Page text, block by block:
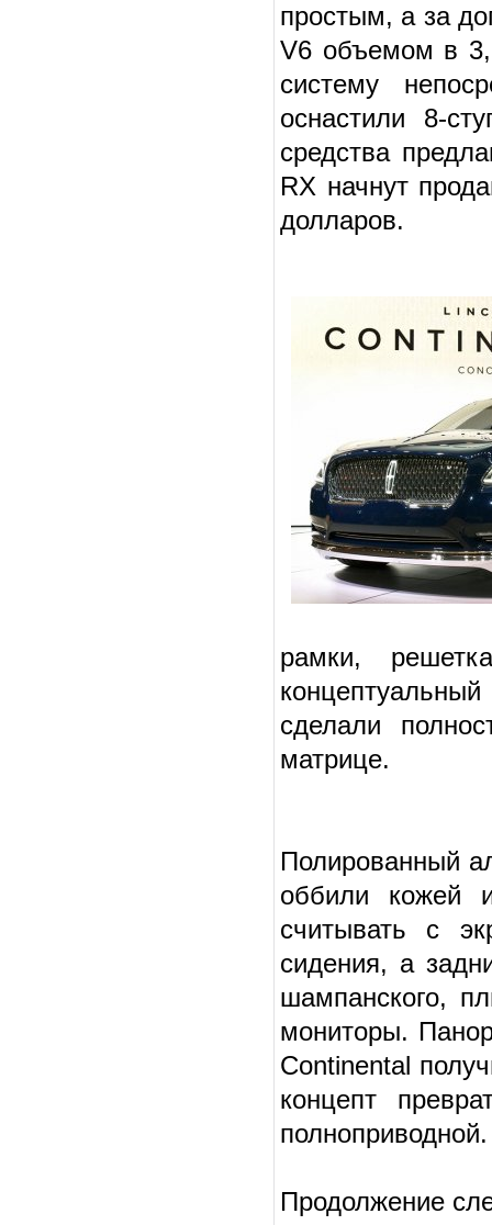
простым, а за
V6 объемом в
систему
оснастили 8-
средства
RX начнут
долларов.
рамки,
сделали
матрице.
Полированный
оббили кожей
считывать с
сидения, а
шампанского,
мониторы.
Continental
концепт
полноприводной.
Продолжение